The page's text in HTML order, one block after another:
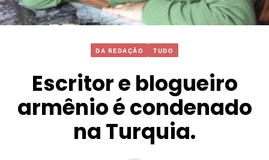
DA REDAÇÃO TUDO
Escritor e blogueiro
armênio é condenado
na Turquia.